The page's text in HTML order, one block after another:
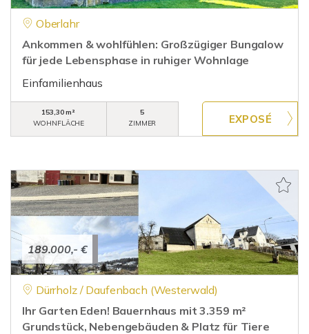
Oberlahr
Ankommen & wohlfühlen: Großzügiger Bungalow
für jede Lebensphase in ruhiger Wohnlage
Einfamilienhaus
153,30 m²
WOHNFLÄCHE
5
ZIMMER
189.000,- €
Dürrholz / Daufenbach (Westerwald)
Ihr Garten Eden! Bauernhaus mit 3.359 m²
Grundstück, Nebengebäuden & Platz für Tiere